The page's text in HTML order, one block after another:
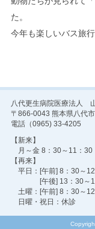
た。
今年も楽しいバス旅
八代更生病院医療法人
〒866-0043 熊本県八代
電話（0965) 33-4205
【新来】
月～金 8：30～11：
【再来】
平日：[午前] 8：30～
[午後] 13：30～
土曜：[午前] 8：30～
日曜・祝日：休診